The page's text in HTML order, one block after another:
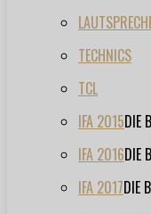
TECHNICS
TCL
IFA 2015DIE
IFA 2016DIE
IFA 2017DIE